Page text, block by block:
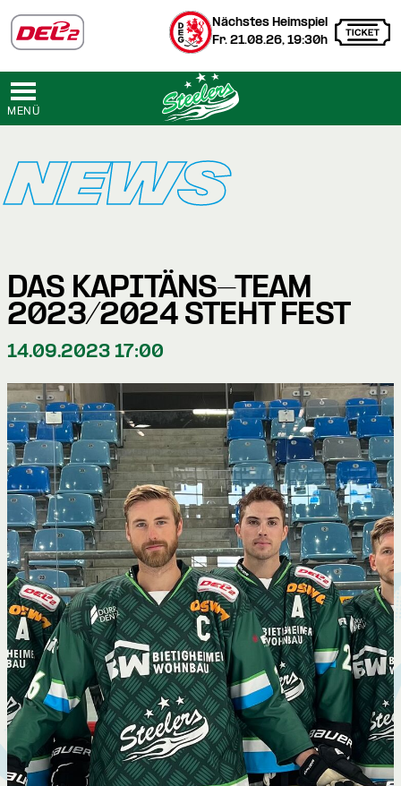
Nächstes Heimspiel
Fr. 21.08.26, 19:30h
MENÜ
NEWS
DAS KAPITÄNS-TEAM
2023/2024 STEHT FEST
14.09.2023 17:00